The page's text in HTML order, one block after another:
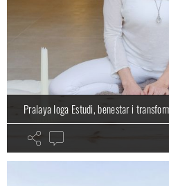
Pralaya Ioga Estudi, benestar i